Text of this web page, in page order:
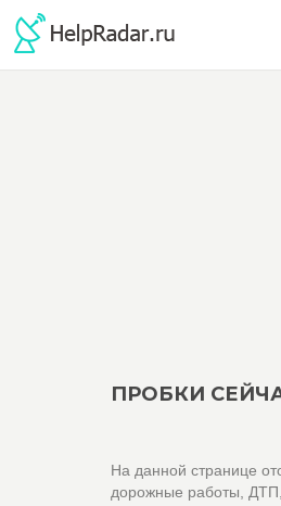
ПРОБКИ
На данной странице
дорожные работы, ДТП,